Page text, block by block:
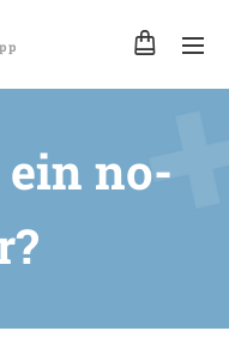
no-